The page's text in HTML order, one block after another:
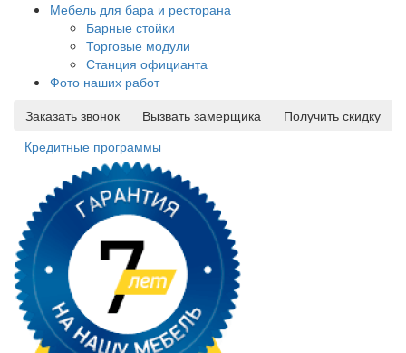
Мебель для бара и ресторана
Барные стойки
Торговые модули
Станция официанта
Фото наших работ
Заказать звонок
Вызвать замерщика
Получить скидку
Кредитные программы